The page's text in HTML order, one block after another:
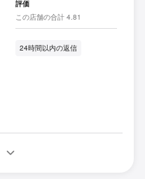
評価
この店舗の合計 4.81
24時間以内の返信